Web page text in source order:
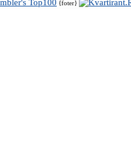
{foter}